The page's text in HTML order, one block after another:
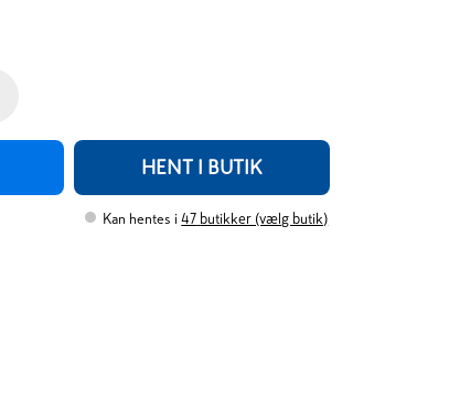
HENT I BUTIK
Kan hentes i 47 butikker (vælg butik)